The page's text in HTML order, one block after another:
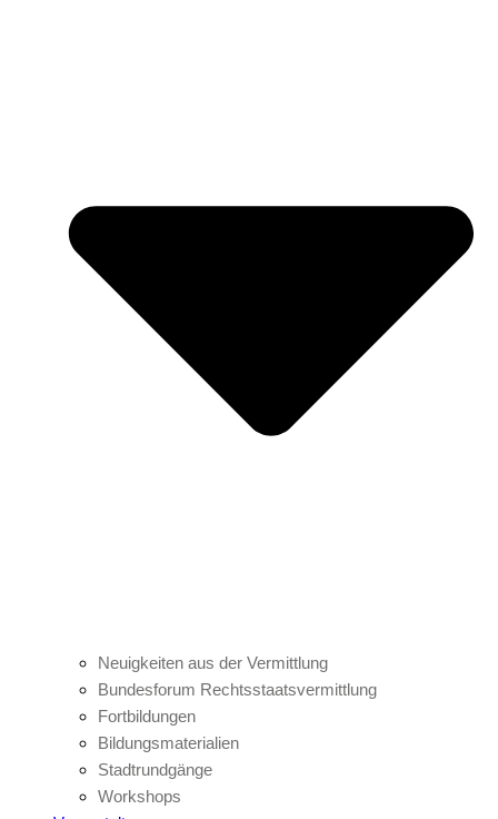
Neuigkeiten aus der Vermittlung
Bundesforum Rechtsstaatsvermittlung
Fortbildungen
Bildungsmaterialien
Stadtrundgänge
Workshops